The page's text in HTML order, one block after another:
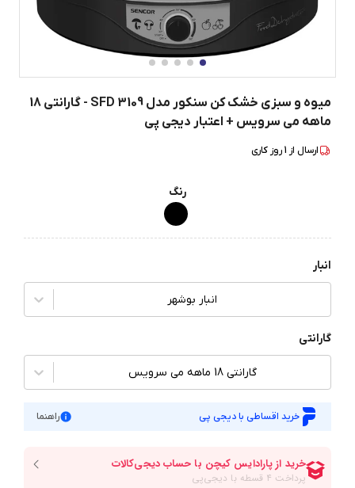
میوه و سبزی خشک کن سنکور مدل SFD 3109 - گارانتی 18
ماهه می سرویس + اعتبار دیجی پی
ارسال از 1روز کاری
رنگ
انبار
انبار بوشهر
گارانتی
گارانتی 18 ماهه می سرویس
خرید اقساطی با دیجی پی راهنما